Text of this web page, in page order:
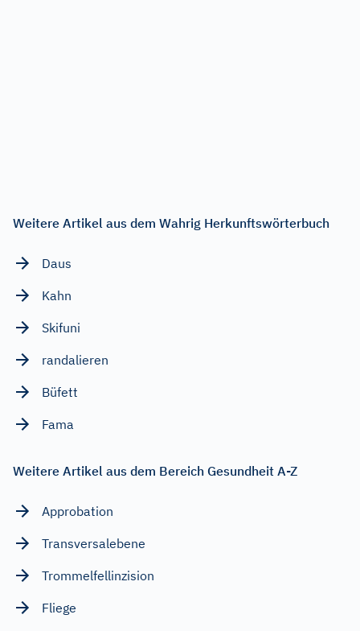
Weitere Artikel aus dem Wahrig Herkunftswörterbuch
Daus
Kahn
Skifuni
randalieren
Büfett
Fama
Weitere Artikel aus dem Bereich Gesundheit A-Z
Approbation
Transversalebene
Trommelfellinzision
Fliege